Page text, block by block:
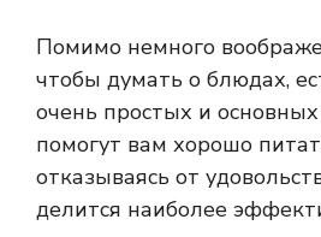
Помимо немного
чтобы думать о блюдах,
очень простых и
помогут вам хорошо
отказываясь от
делится наиболее